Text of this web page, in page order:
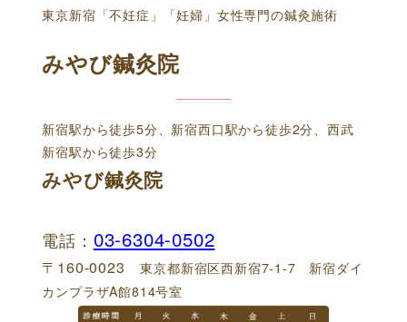
東京新宿「不妊症」「妊婦」女性専門の鍼灸施術
みやび鍼灸院
新宿駅から徒歩5分、新宿西口駅から徒歩2分、西武
新宿駅から徒歩3分
みやび鍼灸院
電話： 03-6304-0502
〒160-0023東京都新宿区西新宿7-1-7 新宿ダイ
カンプラザA館814号室